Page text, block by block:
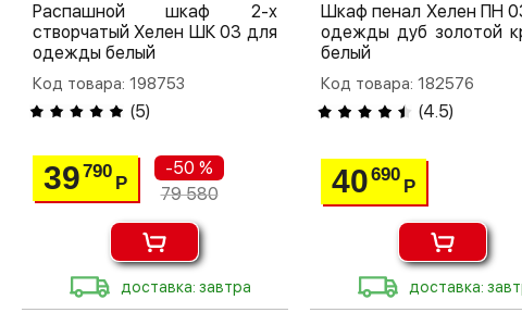
Распашной шкаф 2-х
створчатый Хелен ШК 03 для
одежды белый
Код товара: 198753
(5)
39790
Р
-50 %
79 580
доставка: завтра
Шкаф пенал Хелен ПН
одежды дуб золотой
белый
Код товара: 182576
(4.5)
40690
Р
доставка: